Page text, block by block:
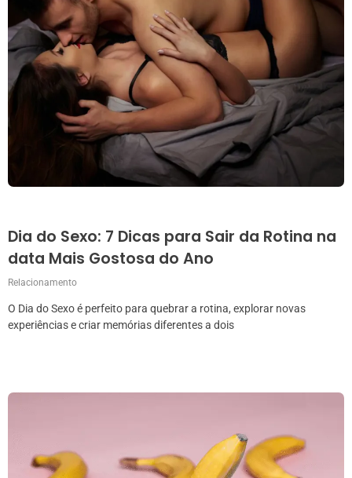
Dia do Sexo: 7 Dicas para Sair da Rotina na
data Mais Gostosa do Ano
Relacionamento
O Dia do Sexo é perfeito para quebrar a rotina, explorar novas
experiências e criar memórias diferentes a dois